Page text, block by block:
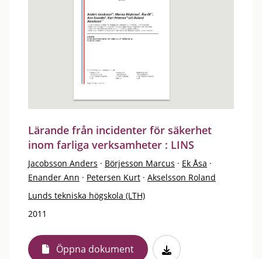
Lärande från incidenter för säkerhet
inom farliga verksamheter : LINS
Jacobsson Anders · Börjesson Marcus · Ek Åsa ·
Enander Ann · Petersen Kurt · Akselsson Roland
Lunds tekniska högskola (LTH)
2011
Öppna dokument